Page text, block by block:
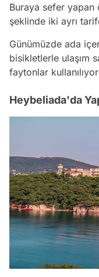
Buraya sefer yapan
şeklinde iki ayrı
Günümüzde ada
bisikletlerle ulaşım
faytonlar
Heybeliada'da